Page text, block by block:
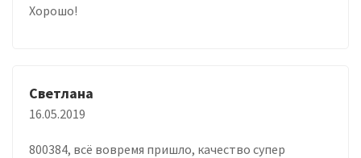
Хорошо!
Светлана
16.05.2019
800384, всё вовремя пришло, качество супер